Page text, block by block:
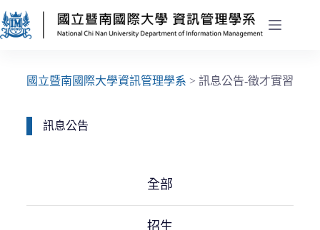
國立暨南國際大學資訊管理學系 > 訊息公告-徵才實習
訊息公告
全部
招生